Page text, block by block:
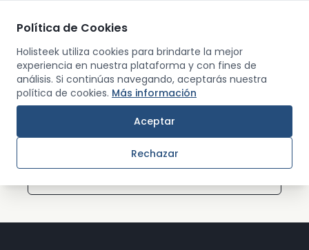
Política de Cookies
Holisteek utiliza cookies para brindarte la mejor
experiencia en nuestra plataforma y con fines de
análisis. Si continúas navegando, aceptarás nuestra
política de cookies. Más información
Rechazar
Aceptar
Back
0were results found